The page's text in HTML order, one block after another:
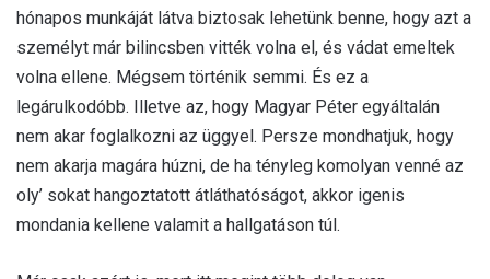
hónapos munkáját látva biztosak lehetünk benne, hogy azt a
személyt már bilincsben vitték volna el, és vádat emeltek
volna ellene. Mégsem történik semmi. És ez a
legárulkodóbb. Illetve az, hogy Magyar Péter egyáltalán
nem akar foglalkozni az üggyel. Persze mondhatjuk, hogy
nem akarja magára húzni, de ha tényleg komolyan venné az
oly’ sokat hangoztatott átláthatóságot, akkor igenis
mondania kellene valamit a hallgatáson túl.